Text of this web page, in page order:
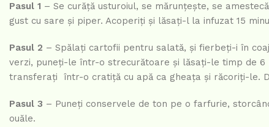
Pasul 1 – Se curăță usturoiul, se mărunțește, se
gust cu sare și piper. Acoperiți și lăsați-l la infuzat 15
Pasul 2 – Spălați cartofii pentru salată, și fierbeți-i în
verzi, puneți-le într-o strecurătoare și lăsați-le timp de
transferați într-o cratiță cu apă ca gheața și răcoriți-le.
Pasul 3 – Puneți conservele de ton pe o farfurie,
ouăle.